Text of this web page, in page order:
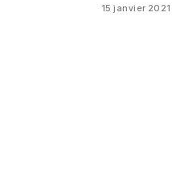
15 janvier 2021